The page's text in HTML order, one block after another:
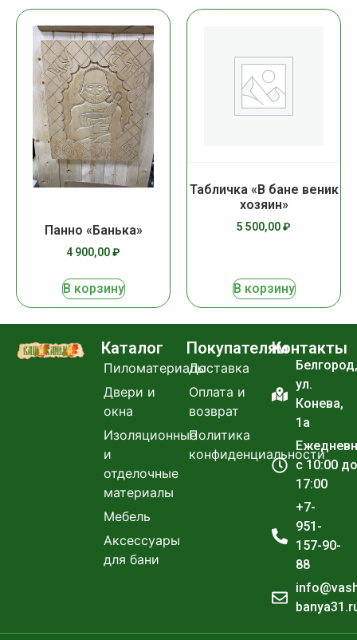
Панно «Банька»
4 900,00₽
В корзину
Табличка «В бане веник
хозяин»
5 500,00₽
В корзину
Каталог
Пиломатериалы
Двери и
окна
Изоляционные
и
отделочные
материалы
Мебель
Аксессуары
для бани
Покупателям
Доставка
Оплата и
возврат
Политика
конфиденциальности
Контакты
Белгород,
ул.
Конева,
1а
с 10:00 до
17:00
+7-
951-
157-90-
88